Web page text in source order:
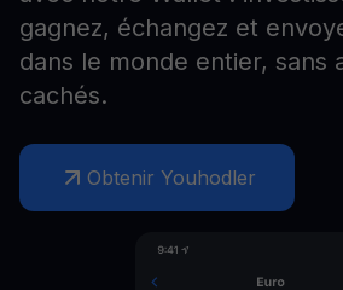
gagnez, échangez et
dans le monde entier, sans
cachés.
Obtenir Youhodler